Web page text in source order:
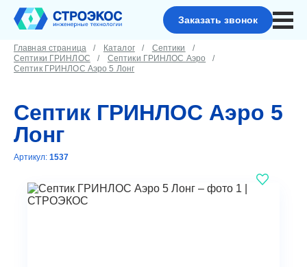
Заказать звонок
Главная страница Каталог
Септики
Септики ГРИНЛОС
Септики ГРИНЛОС Аэро
Септик ГРИНЛОС Аэро 5 Лонг
Септик ГРИНЛОС Аэро 5
Лонг
Артикул: 1537